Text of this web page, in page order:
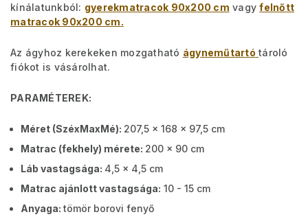
kínálatunkból: gyerekmatracok 90x200 cm vagyfelnőtt
matracok 90x200 cm.
Az ágyhoz kerekeken mozgatható ágyneműtartó tároló
fiókot is vásárolhat.
PARAMÉTEREK:
Méret (SzéxMaxMé): 207,5 x 168 x 97,5 cm
Matrac (fekhely) mérete: 200 x 90 cm
Láb vastagsága: 4,5 x 4,5 cm
Matrac ajánlott vastagsága: 10 - 15 cm
Anyaga: tömör borovi fenyő